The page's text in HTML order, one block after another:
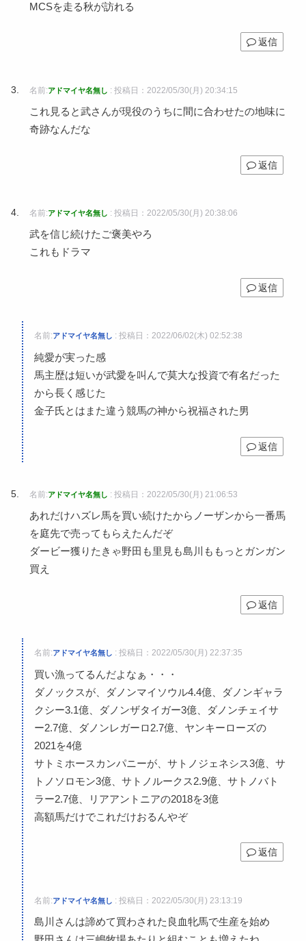
MCSを走る秋が訪れる
返信
名前:アドマイヤ名無し : 投稿日：2022/05/30(月) 20:34:15
これ見ると武さんが現役のうちに間に合わせたの地味に
奇跡なんだな
返信
名前:アドマイヤ名無し : 投稿日：2022/05/30(月) 20:38:06
武を信じ続けたご褒美やろ
これもドラマ
返信
名前:アドマイヤ名無し : 投稿日：2022/06/02(木) 02:52:38
純愛が実った感
馬主歴は短いが武愛を叫んで莫大な投資で有名だった
から長く感じた
金子氏とはまた違う競馬の神から祝福された男
返信
名前:アドマイヤ名無し : 投稿日：2022/05/30(月) 21:06:53
あれだけハズレ馬を買い続けたからノーザンから一番馬
を庭先で売ってもらえたんだぞ
ダービー獲りたきゃ野田も里見も島川ももっとガンガン
買え
返信
名前:アドマイヤ名無し : 投稿日：2022/05/30(月) 22:37:35
買い漁ってるんだよなぁ・・・
ダノックスが、ダノンマイソウル4.4億、ダノンギャラ
クシー3.1億、ダノンザタイガー3億、ダノンチェイサ
ー2.7億、ダノンレガーロ2.7億、ヤンキーローズの
2021を4億
サトミホースカンパニーが、サトノジェネシス3億、サ
トノソロモン3億、サトノルークス2.9億、サトノバト
ラー2.7億、リアアントニアの2018を3億
高額馬だけでこれだけおるんやぞ
返信
名前:アドマイヤ名無し : 投稿日：2022/05/30(月) 23:13:19
島川さんは諦めて買わされた良血牝馬で生産を始め